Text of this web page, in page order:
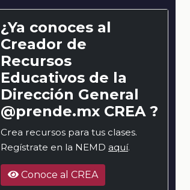
¿Ya conoces al
Creador de
Recursos
Educativos de la
Dirección General
@prende.mx CREA ?
Crea recursos para tus clases.
Regístrate en la NEMD aquí.
Conoce al CREA